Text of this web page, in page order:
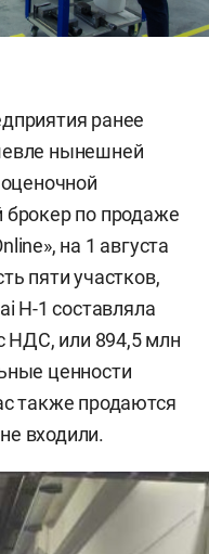
ранее
нынешней
по продаже
на 1 августа
пяти участков,
H-1 составляла
НДС, или 894,5 млн
ценности
также продаются
входили.